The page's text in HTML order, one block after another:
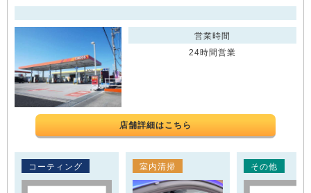
営業時間
24時間営業
店舗詳細はこちら
コーティング 室内清掃 その他